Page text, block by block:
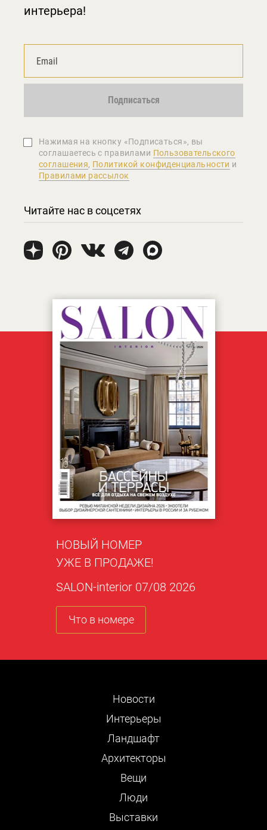
интерьера!
Подписаться
Нажимая на кнопку «Подписаться», вы
соглашаетеcь с правилами Пользовательского
соглашения, Политикой конфиденциальности и
Правилами рассылок
Читайте нас в соцсетях
НОВЫЙ НОМЕР
УЖЕ В ПРОДАЖЕ!
SALON-interior 07/08 2026
Что в номере
Новости
Интерьеры
Ландшафт
Архитекторы
Вещи
Люди
Выставки